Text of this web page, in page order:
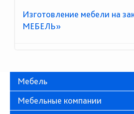
Изготовление мебели на
МЕБЕЛЬ»
Мебель
Мебельные компании